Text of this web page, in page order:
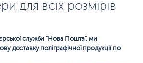
для всіх розмірів
служби "Нова Пошта", ми
доставку поліграфічної продукції по